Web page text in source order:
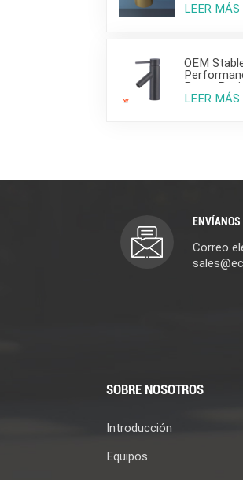
Bathroom
LEER MÁS
OEM
Brass
For Home
LEER MÁS
ENVÍANOS
Correo
SOBRE NOSOTROS
Introducción
Equipos